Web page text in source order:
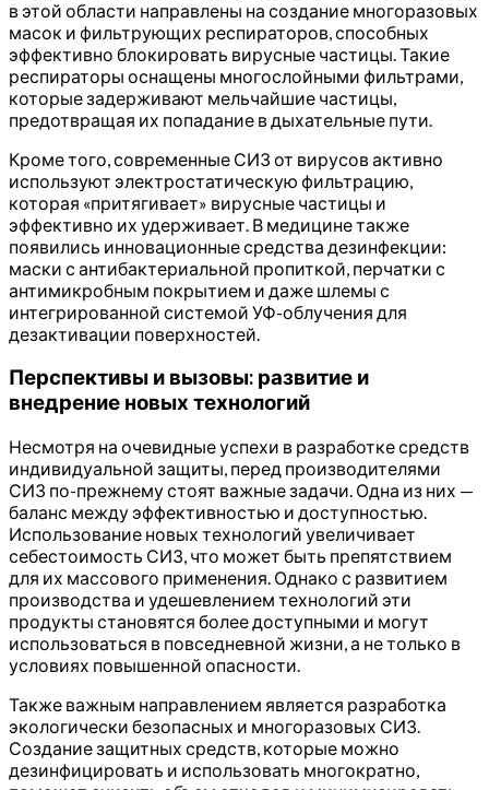
в этой области направлены на создание многоразовых
масок и фильтрующих респираторов, способных
эффективно блокировать вирусные частицы. Такие
респираторы оснащены многослойными фильтрами,
которые задерживают мельчайшие частицы,
предотвращая их попадание в дыхательные пути.
Кроме того, современные СИЗ от вирусов активно
используют электростатическую фильтрацию,
которая «притягивает» вирусные частицы и
эффективно их удерживает. В медицине также
появились инновационные средства дезинфекции:
маски с антибактериальной пропиткой, перчатки с
антимикробным покрытием и даже шлемы с
интегрированной системой УФ-облучения для
дезактивации поверхностей.
Перспективы и вызовы: развитие и
внедрение новых технологий
Несмотря на очевидные успехи в разработке средств
индивидуальной защиты, перед производителями
СИЗ по-прежнему стоят важные задачи. Одна из них —
баланс между эффективностью и доступностью.
Использование новых технологий увеличивает
себестоимость СИЗ, что может быть препятствием
для их массового применения. Однако с развитием
производства и удешевлением технологий эти
продукты становятся более доступными и могут
использоваться в повседневной жизни, а не только в
условиях повышенной опасности.
Также важным направлением является разработка
экологически безопасных и многоразовых СИЗ.
Создание защитных средств, которые можно
дезинфицировать и использовать многократно,